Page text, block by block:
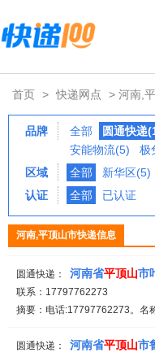
首页 > 快递网点 > 河南,
品牌 全部 圆通快递
安能物流(5)
极
区域
全部 新华区(5)
认证
全部 已认证
河南,平顶山市快递信息
圆通快递： 河南省平顶山市
联系：17797762273
摘要：电话:17797762273。名
圆通快递： 河南省平顶山市